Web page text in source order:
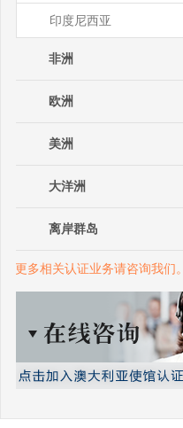
印度尼西亚
非洲
欧洲
美洲
大洋洲
离岸群岛
更多相关认证业务请咨询我们。